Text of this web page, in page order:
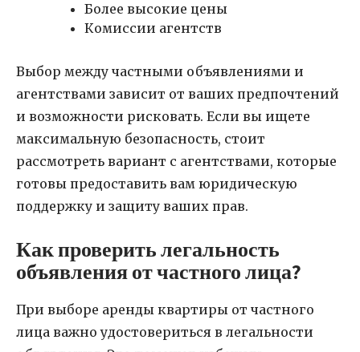
Более высокие цены
Комиссии агентств
Выбор между частными объявлениями и
агентствами зависит от ваших предпочтений
и возможности рисковать. Если вы ищете
максимальную безопасность, стоит
рассмотреть вариант с агентствами, которые
готовы предоставить вам юридическую
поддержку и защиту ваших прав.
Как проверить легальность
объявления от частного лица?
При выборе аренды квартиры от частного
лица важно удостовериться в легальности